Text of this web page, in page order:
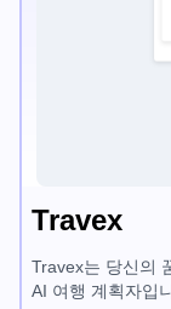
Travex
Travex는 당신의
AI 여행 계획자입